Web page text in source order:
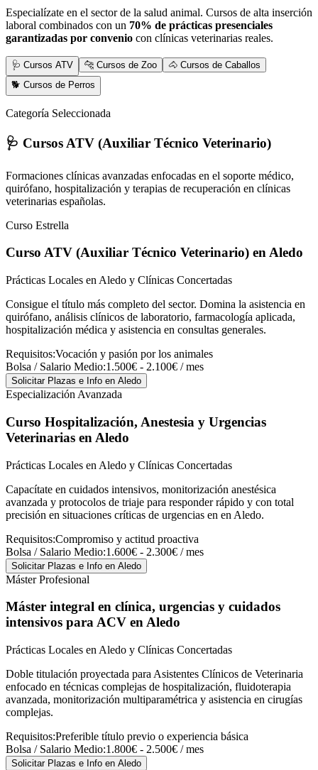
Especialízate en el sector de la salud animal. Cursos de alta inserción
laboral combinados con un 70% de prácticas presenciales
garantizadas por convenio con clínicas veterinarias reales.
🩺 Cursos ATV 🐆 Cursos de Zoo
🐴 Cursos de Caballos
🐕 Cursos de Perros
Categoría Seleccionada
🩺 Cursos ATV (Auxiliar Técnico Veterinario)
Formaciones clínicas avanzadas enfocadas en el soporte médico,
quirófano, hospitalización y terapias de recuperación en clínicas
veterinarias españolas.
Curso Estrella
Curso ATV (Auxiliar Técnico Veterinario) en Aledo
Prácticas Locales en Aledo y Clínicas Concertadas
Consigue el título más completo del sector. Domina la asistencia en
quirófano, análisis clínicos de laboratorio, farmacología aplicada,
hospitalización médica y asistencia en consultas generales.
Requisitos:Vocación y pasión por los animales
Bolsa / Salario Medio:1.500€ - 2.100€ / mes
Solicitar Plazas e Info en Aledo
Especialización Avanzada
Curso Hospitalización, Anestesia y Urgencias
Veterinarias en Aledo
Prácticas Locales en Aledo y Clínicas Concertadas
Capacítate en cuidados intensivos, monitorización anestésica
avanzada y protocolos de triaje para responder rápido y con total
precisión en situaciones críticas de urgencias en en Aledo.
Requisitos:Compromiso y actitud proactiva
Bolsa / Salario Medio:1.600€ - 2.300€ / mes
Solicitar Plazas e Info en Aledo
Máster Profesional
Máster integral en clínica, urgencias y cuidados
intensivos para ACV en Aledo
Prácticas Locales en Aledo y Clínicas Concertadas
Doble titulación proyectada para Asistentes Clínicos de Veterinaria
enfocado en técnicas complejas de hospitalización, fluidoterapia
avanzada, monitorización multiparamétrica y asistencia en cirugías
complejas.
Requisitos:Preferible título previo o experiencia básica
Bolsa / Salario Medio:1.800€ - 2.500€ / mes
Solicitar Plazas e Info en Aledo